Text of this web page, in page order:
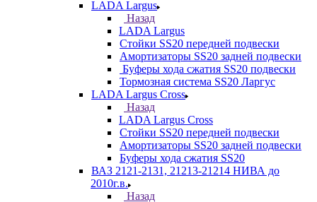
LADA Largus
Назад
LADA Largus
Стойки SS20 передней подвески
Амортизаторы SS20 задней подвески
Буферы хода сжатия SS20 подвески
Тормозная система SS20 Ларгус
LADA Largus Cross
Назад
LADA Largus Cross
Стойки SS20 передней подвески
Амортизаторы SS20 задней подвески
Буферы хода сжатия SS20
ВАЗ 2121-2131, 21213-21214 НИВА до
2010г.в.
Назад